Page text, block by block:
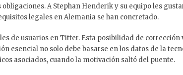
A Stephan Henderik y su equipo les
legales en Alemania se han concretado.
de usuarios en Titter. Esta posibilidad de corrección
esencial no solo debe basarse en los datos de la
asociados, cuando la motivación saltó del puente.